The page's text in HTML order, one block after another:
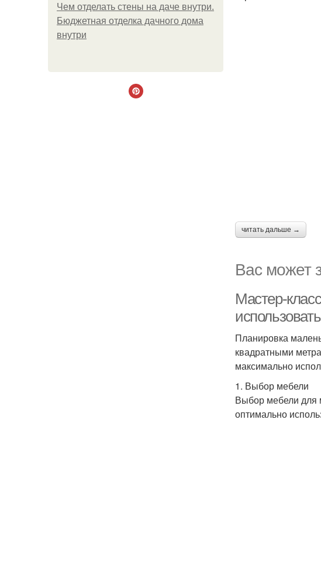
Чем отделать стены на даче внутри.
Бюджетная отделка дачного дома
внутри
читать дальше →
Вас может
Мастер-
Планировка
квадратными
максимально
1. Выбор мебели
Выбор мебели для
оптимально